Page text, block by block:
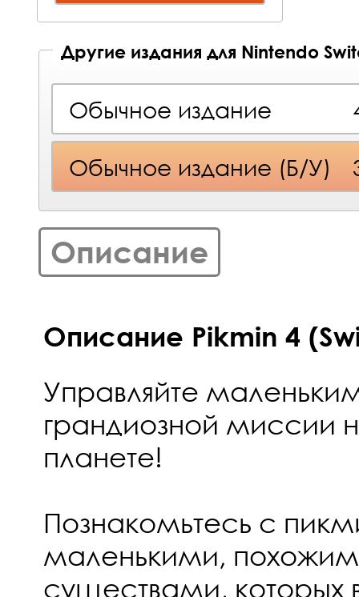
Другие издания для Nintendo
Обычное издание
Обычное издание (Б/У)
Описание
Описание Pikmin 4
Управляйте
грандиозной миссии
планете!
Познакомьтесь с
маленькими,
существами, которых